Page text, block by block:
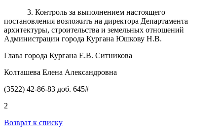
3. Контроль за выполнением настоящего
постановления возложить на директора Департамента
архитектуры, строительства и земельных отношений
Администрации города Кургана Юшкову Н.В.
Глава города Кургана Е.В. Ситникова
Колташева Елена Александровна
(3522) 42-86-83 доб. 645#
2
Возврат к списку